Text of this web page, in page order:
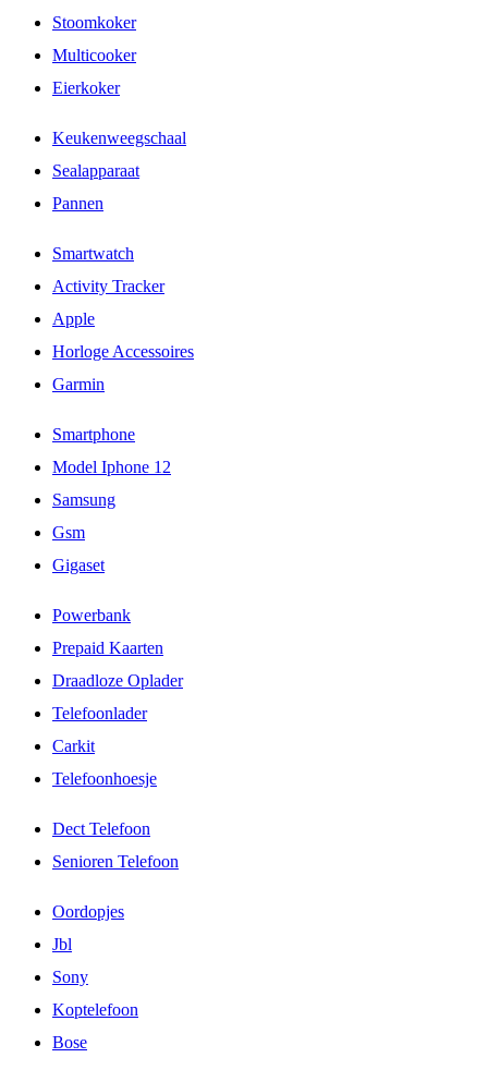
Stoomkoker
Multicooker
Eierkoker
Keukenweegschaal
Sealapparaat
Pannen
Smartwatch
Activity Tracker
Apple
Horloge Accessoires
Garmin
Smartphone
Model Iphone 12
Samsung
Gsm
Gigaset
Powerbank
Prepaid Kaarten
Draadloze Oplader
Telefoonlader
Carkit
Telefoonhoesje
Dect Telefoon
Senioren Telefoon
Oordopjes
Jbl
Sony
Koptelefoon
Bose